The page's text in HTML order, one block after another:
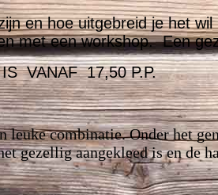
en hoe uitgebreid je het
met een workshop. Een
VANAF 17,50 P.P.
leuke combinatie. Onder het
gezellig aangekleed is en de